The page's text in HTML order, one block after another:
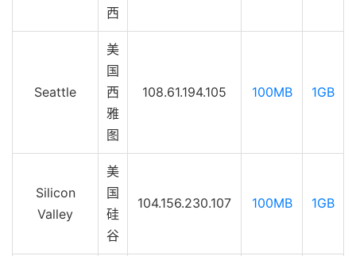
西
Seattle
美
国
西
雅
图
108.61.194.105 100MB 1GB
Silicon
Valley
美
国
硅
谷
104.156.230.107 100MB 1GB